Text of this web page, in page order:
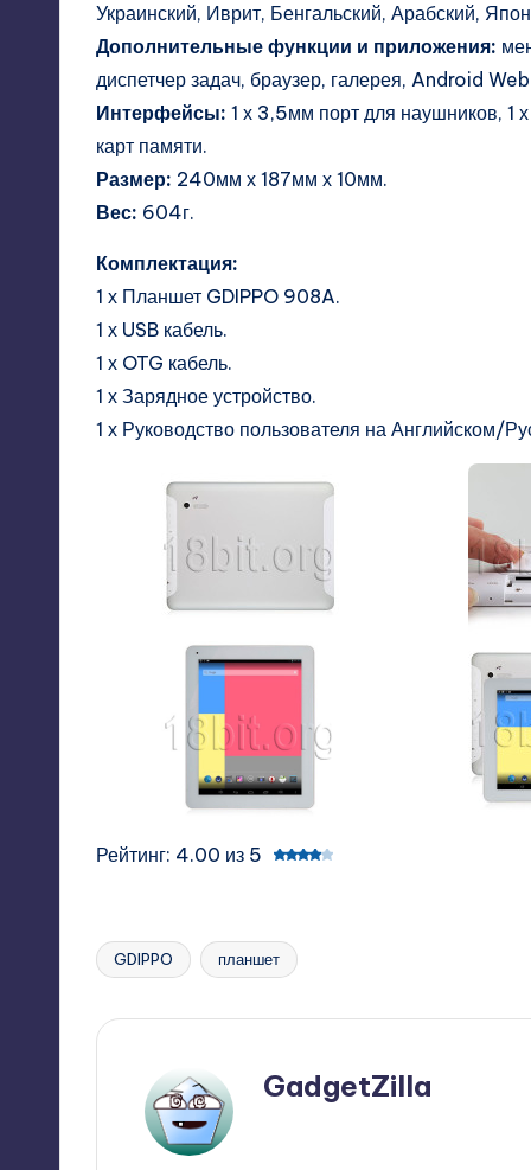
Украинский, Иврит, Бенгальский, Арабский,
Дополнительные функции и приложения:
диспетчер задач, браузер, галерея, Android
Интерфейсы: 1 х 3,5мм порт для наушников, 1
карт памяти.
Размер: 240мм х 187мм х 10мм.
Вес: 604г.
Комплектация:
1 х Планшет GDIPPO 908A.
1 х USB кабель.
1 х OTG кабель.
1 х Зарядное устройство.
1 х Руководство пользователя на Английском/
Рейтинг: 4.00 из 5
Tags:
GDIPPO планшет
GadgetZilla